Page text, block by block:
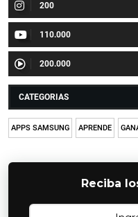
200
110.000
200.000
CATEGORIAS
APPS SAMSUNG APRENDE
Reciba